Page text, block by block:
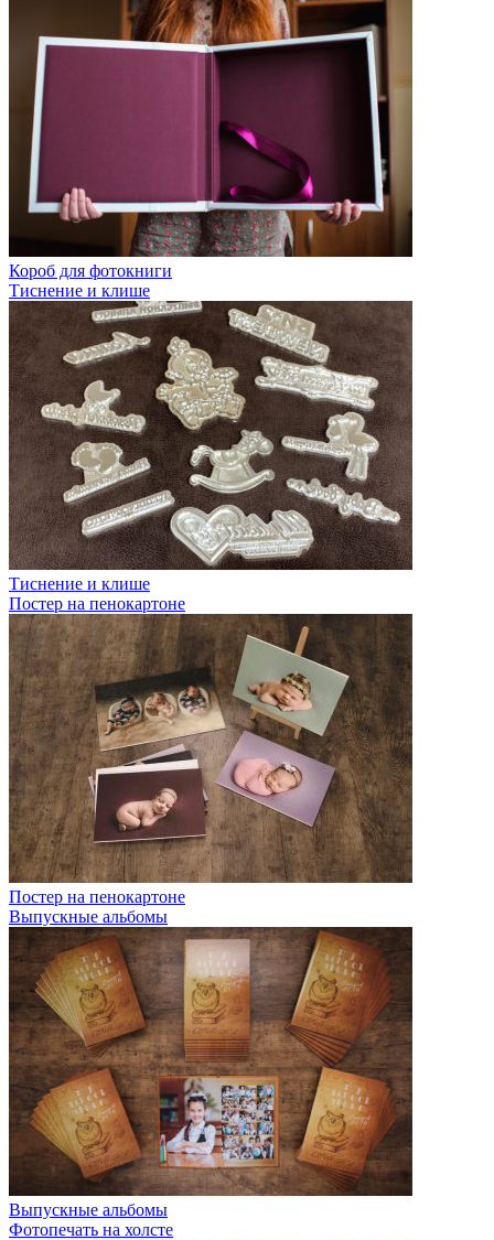
Короб для фотокниги
Тиснение и клише
Тиснение и клише
Постер на пенокартоне
Постер на пенокартоне
Выпускные альбомы
Выпускные альбомы
Фотопечать на холсте